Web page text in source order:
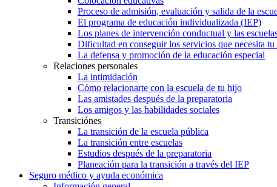
Proceso de admisión, evaluación y salida de la
El programa de educación individualizada (IEP)
Los planes de intervención conductual y las
Dificultad en conseguir los servicios que necesita
La defensa y promoción de la educación especial
Relaciones personales
La intimidación
Cómo relacionarte con la escuela de tu hijo
Las amistades después de la preparatoria
Los amigos y las habilidades sociales
Transiciónes
La transición de la escuela pública
La transición entre escuelas
Estudios después de la preparatoria
Planeación para la transición a través del IEP
Seguro médico y ayuda económica